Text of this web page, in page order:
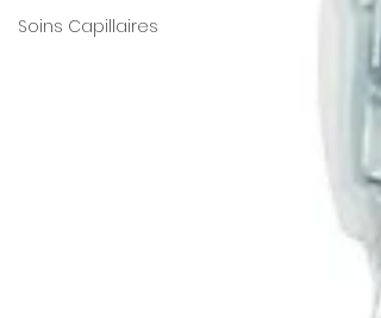
Soins Capillaires